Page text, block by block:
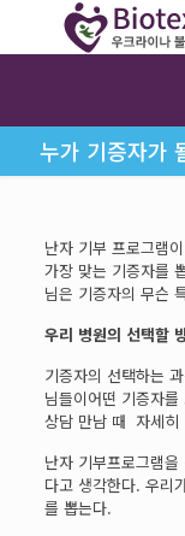
누가 기증자가
난자 기부 프로그램
가장 맞는 기증자를
님은 기증자의 무슨
우리 병원의 선택할
기증자의 선택하는
님들이어떤 기증자
상담 만남 때 자세히
난자 기부프로그램
다고 생각한다. 우리
를 뽑는다.